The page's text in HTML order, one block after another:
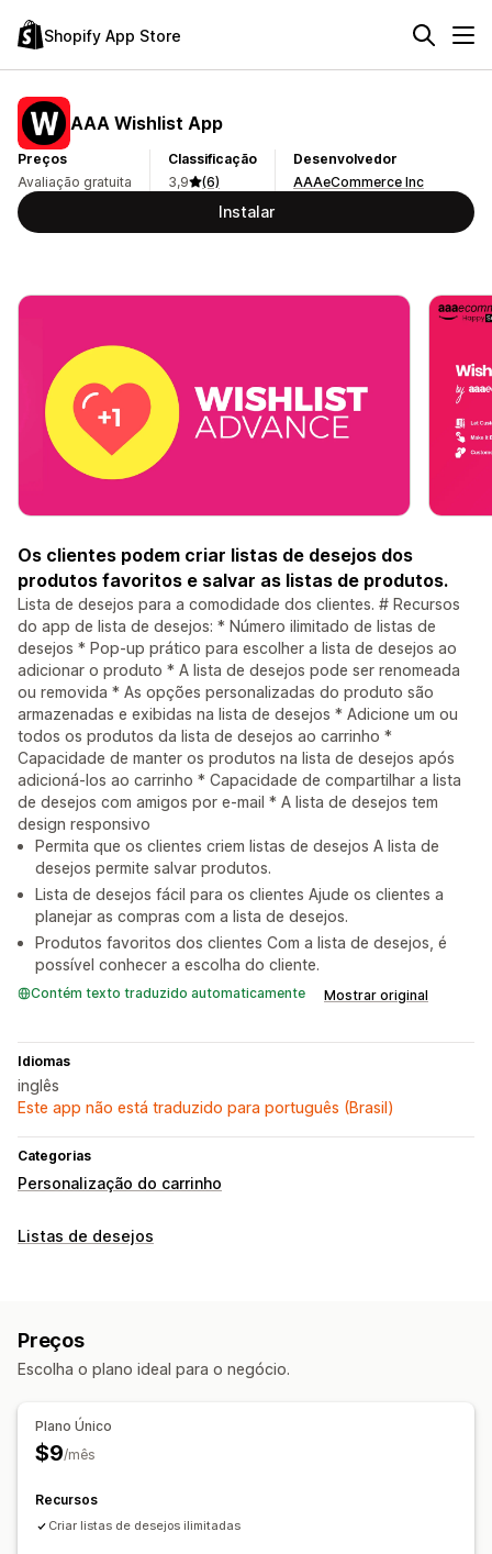
Shopify App Store
AAA Wishlist App
Preços
Avaliação gratuita
Classificação
3,9
(6)
Desenvolvedor
AAAeCommerce Inc
Instalar
Os clientes podem criar listas de desejos dos
produtos favoritos e salvar as listas de produtos.
Lista de desejos para a comodidade dos clientes. # Recursos
do app de lista de desejos: * Número ilimitado de listas de
desejos * Pop-up prático para escolher a lista de desejos ao
adicionar o produto * A lista de desejos pode ser renomeada
ou removida * As opções personalizadas do produto são
armazenadas e exibidas na lista de desejos * Adicione um ou
todos os produtos da lista de desejos ao carrinho *
Capacidade de manter os produtos na lista de desejos após
adicioná-los ao carrinho * Capacidade de compartilhar a lista
de desejos com amigos por e-mail * A lista de desejos tem
design responsivo
Permita que os clientes criem listas de desejos A lista de
desejos permite salvar produtos.
Lista de desejos fácil para os clientes Ajude os clientes a
planejar as compras com a lista de desejos.
Produtos favoritos dos clientes Com a lista de desejos, é
possível conhecer a escolha do cliente.
Contém texto traduzido automaticamente Mostrar original
Idiomas
inglês
Este app não está traduzido para português (Brasil)
Categorias
Personalização do carrinho
Listas de desejos
Preços
Escolha o plano ideal para o negócio.
Plano Único
$9/mês
Recursos
Criar listas de desejos ilimitadas